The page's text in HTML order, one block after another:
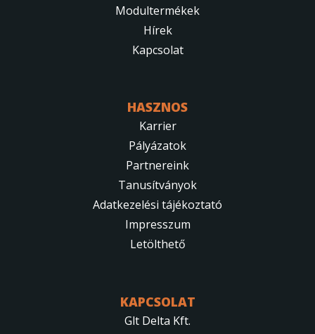
Modultermékek
Hírek
Kapcsolat
HASZNOS
Karrier
Pályázatok
Partnereink
Tanusítványok
Adatkezelési tájékoztató
Impresszum
Letölthető
KAPCSOLAT
Glt Delta Kft.